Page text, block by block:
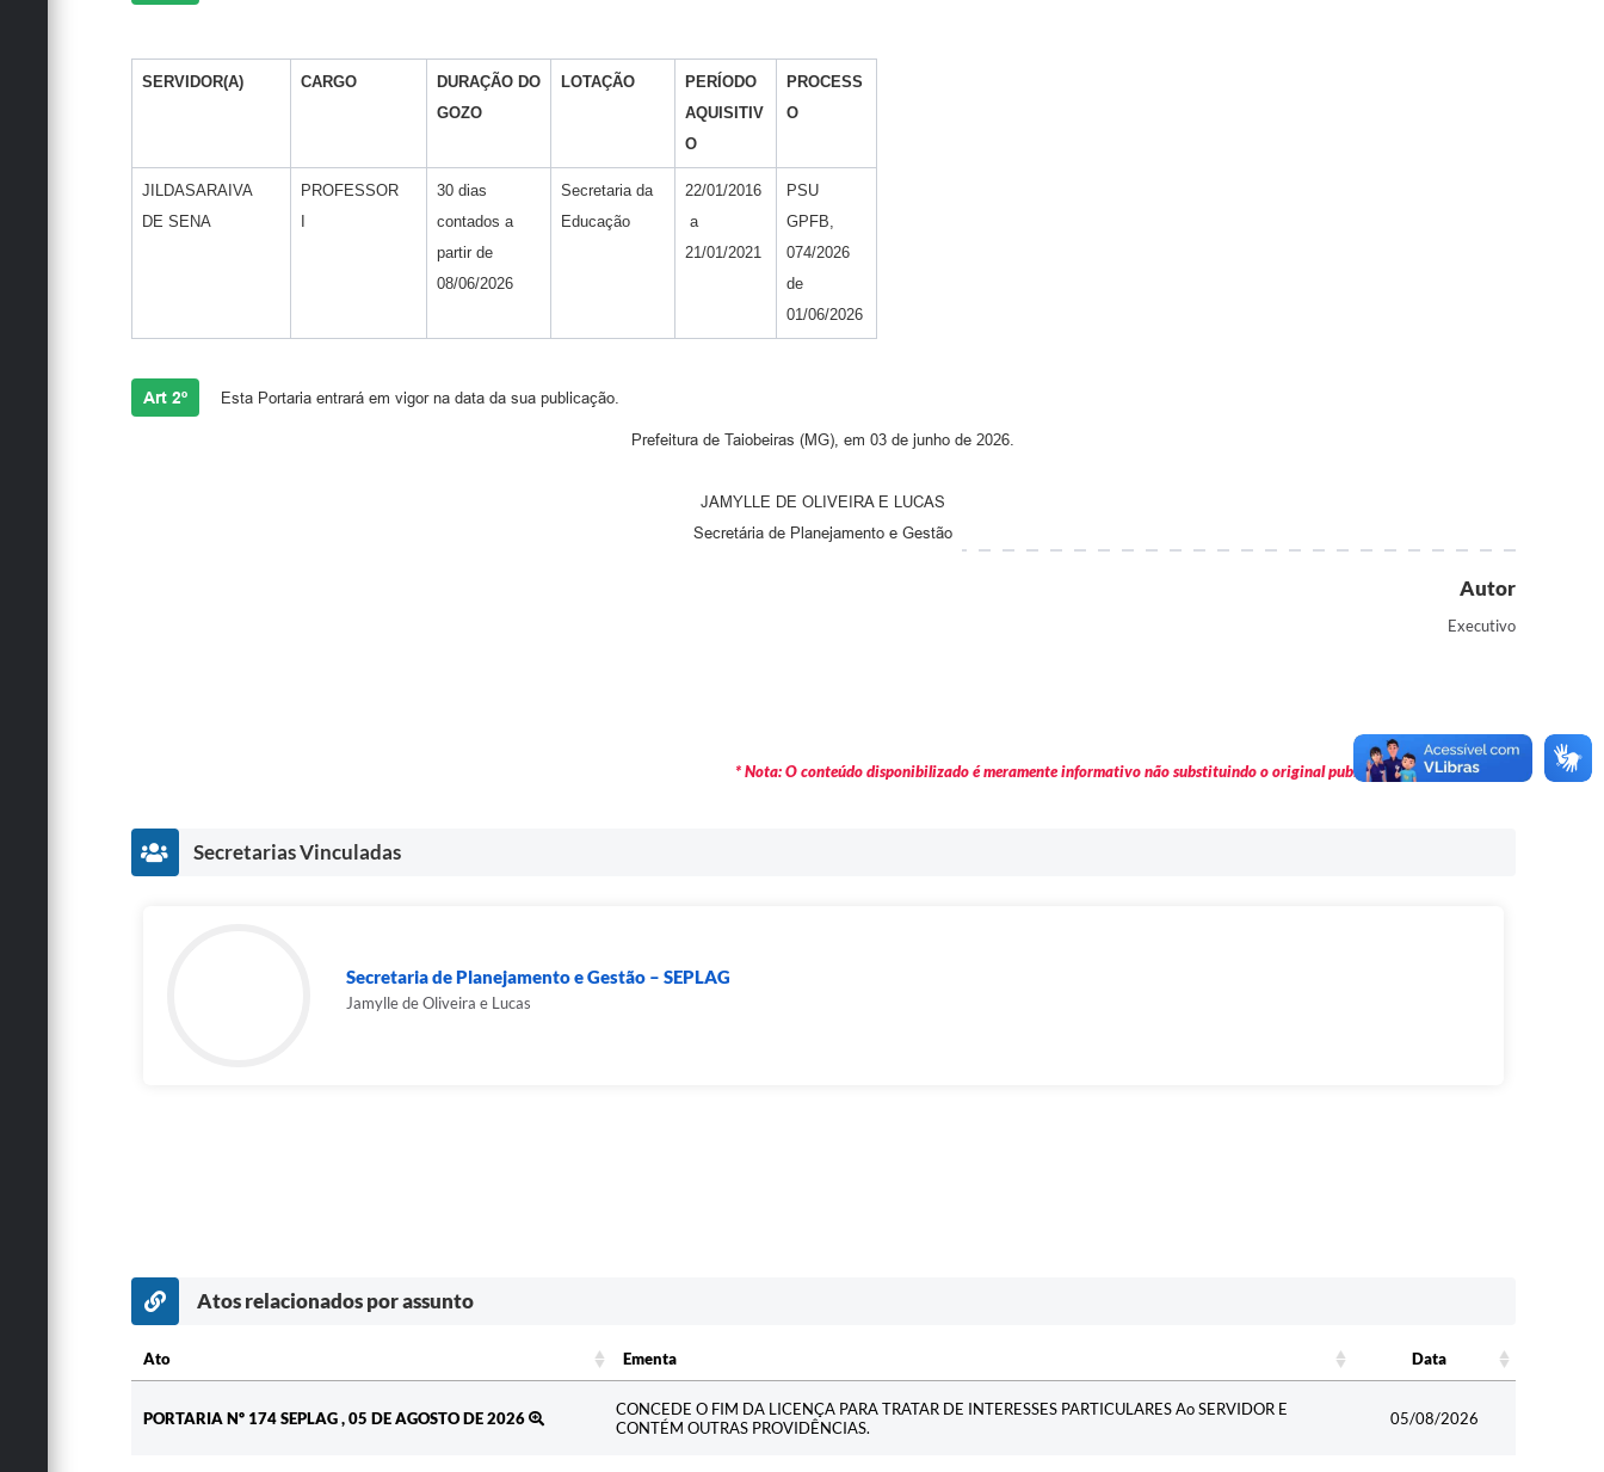
SERVIDOR(A) CARGO
DURAÇÃO DO
GOZO
LOTAÇÃO
PERÍODO
AQUISITIV
O
PROCESS
O
JILDASARAIVA
DE SENA
PROFESSOR
30 dias
contados a
partir de
08/06/2026
Secretaria da
Educação
22/01/2016
a
21/01/2021
PSU
GPFB,
074/2026
de
01/06/2026
Art 2º Esta Portaria entrará em vigor na data da sua publicação.
Prefeitura de Taiobeiras (MG), em 03 de junho de 2026.
JAMYLLE DE OLIVEIRA E LUCAS
Secretária de Planejamento e Gestão
Autor
Executivo
* Nota: O conteúdo disponibilizado é meramente informativo não substituindo o original publicado em Diário Oficial.
Secretarias Vinculadas
Secretaria de Planejamento e Gestão – SEPLAG
Jamylle de Oliveira e Lucas
Atos relacionados por assunto
Ato Ementa
Data
PORTARIA Nº 174 SEPLAG , 05 DE AGOSTO DE 2026
CONCEDE O FIM DA LICENÇA PARA TRATAR DE INTERESSES PARTICULARES Ao SERVIDOR E
CONTÉM OUTRAS PROVIDÊNCIAS.
05/08/2026